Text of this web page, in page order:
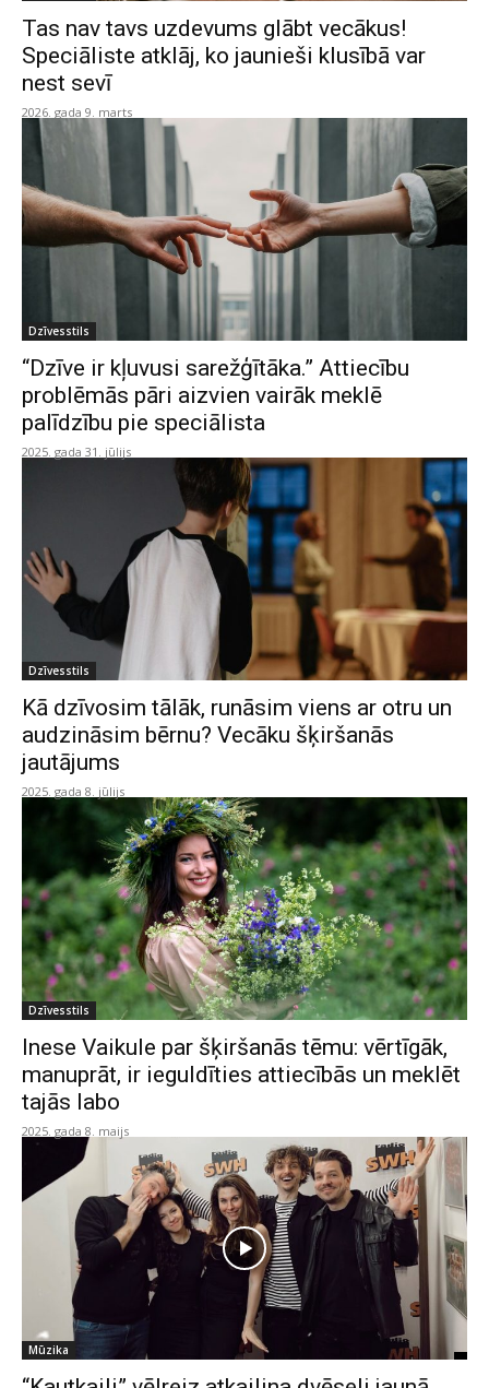
Tas nav tavs uzdevums glābt vecākus!
Speciāliste atklāj, ko jaunieši klusībā var
nest sevī
2026. gada 9. marts
Dzīvesstils
“Dzīve ir kļuvusi sarežģītāka.” Attiecību
problēmās pāri aizvien vairāk meklē
palīdzību pie speciālista
2025. gada 31. jūlijs
Dzīvesstils
Kā dzīvosim tālāk, runāsim viens ar otru un
audzināsim bērnu? Vecāku šķiršanās
jautājums
2025. gada 8. jūlijs
Dzīvesstils
Inese Vaikule par šķiršanās tēmu: vērtīgāk,
manuprāt, ir ieguldīties attiecībās un meklēt
tajās labo
2025. gada 8. maijs
Mūzika